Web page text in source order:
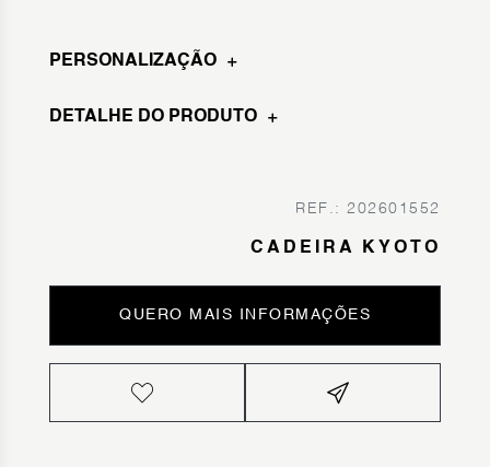
PERSONALIZAÇÃO
DETALHE DO PRODUTO
REF.: 202601552
CADEIRA KYOTO
QUERO MAIS INFORMAÇÕES